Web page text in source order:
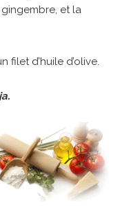
et la
filet d’huile d’olive.